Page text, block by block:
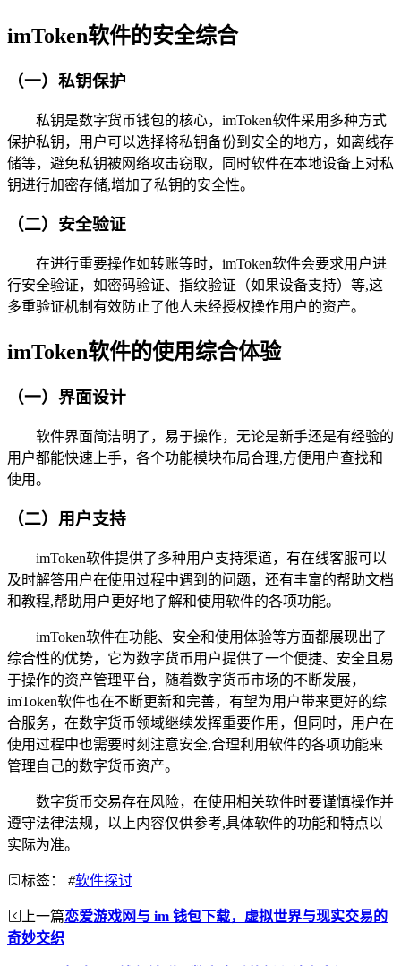
imToken软件的安全综合
（一）私钥保护
私钥是数字货币钱包的核心，imToken软件采用多种方式
保护私钥，用户可以选择将私钥备份到安全的地方，如离线存
储等，避免私钥被网络攻击窃取，同时软件在本地设备上对私
钥进行加密存储,增加了私钥的安全性。
（二）安全验证
在进行重要操作如转账等时，imToken软件会要求用户进
行安全验证，如密码验证、指纹验证（如果设备支持）等,这
多重验证机制有效防止了他人未经授权操作用户的资产。
imToken软件的使用综合体验
（一）界面设计
软件界面简洁明了，易于操作，无论是新手还是有经验的
用户都能快速上手，各个功能模块布局合理,方便用户查找和
使用。
（二）用户支持
imToken软件提供了多种用户支持渠道，有在线客服可以
及时解答用户在使用过程中遇到的问题，还有丰富的帮助文档
和教程,帮助用户更好地了解和使用软件的各项功能。
imToken软件在功能、安全和使用体验等方面都展现出了
综合性的优势，它为数字货币用户提供了一个便捷、安全且易
于操作的资产管理平台，随着数字货币市场的不断发展，
imToken软件也在不断更新和完善，有望为用户带来更好的综
合服务，在数字货币领域继续发挥重要作用，但同时，用户在
使用过程中也需要时刻注意安全,合理利用软件的各项功能来
管理自己的数字货币资产。
数字货币交易存在风险，在使用相关软件时要谨慎操作并
遵守法律法规，以上内容仅供参考,具体软件的功能和特点以
实际为准。
标签： #软件探讨
上一篇恋爱游戏网与 im 钱包下载，虚拟世界与现实交易的
奇妙交织